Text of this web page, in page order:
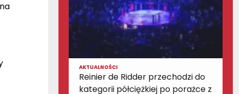
AKTUALNOŚCI
Reinier de Ridder przechodzi do
kategorii półciężkiej po porażce z